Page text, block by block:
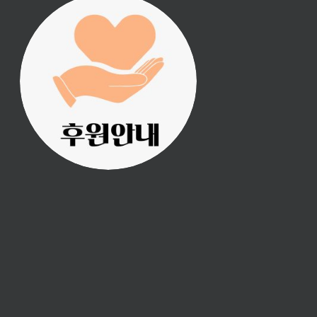
진리횃불 사역은 여러분
의 후원으로 이루어집니
다.